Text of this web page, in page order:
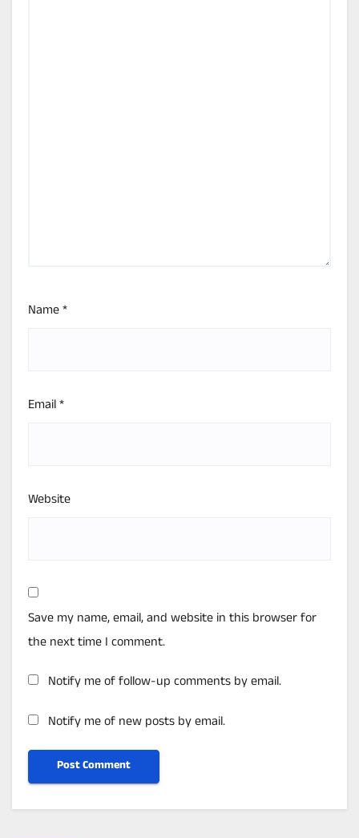
Name*
Email*
Website
Save my name, email, and website in this browser for
the next time I comment.
Notify me of follow-up comments by email.
Notify me of new posts by email.